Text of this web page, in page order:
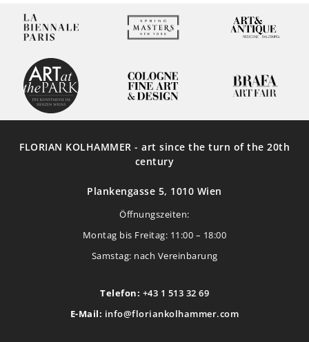
FLORIAN KOLHAMMER - art since the turn of the 20th
century
Plankengasse 5, 1010 Wien
Öffnungszeiten:
Montag bis Freitag: 11:00 – 18:00
Samstag: nach Vereinbarung
Telefon: +43 1 513 32 69
E-Mail: info@floriankolhammer.com